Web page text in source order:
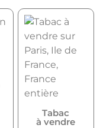
Tabac
à vendre